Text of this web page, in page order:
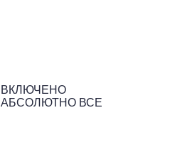
ВКЛЮЧЕНО
АБСОЛЮТНО ВСЕ